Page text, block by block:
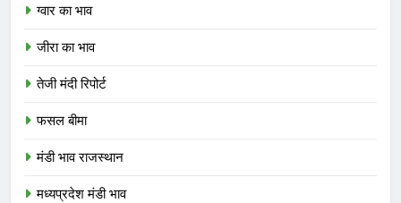
ग्वार का भाव
जीरा का भाव
तेजी मंदी रिपोर्ट
फसल बीमा
मंडी भाव राजस्थान
मध्यप्रदेश मंडी भाव